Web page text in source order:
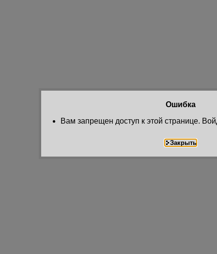
Ошибка
Вам запрещен доступ к этой странице.